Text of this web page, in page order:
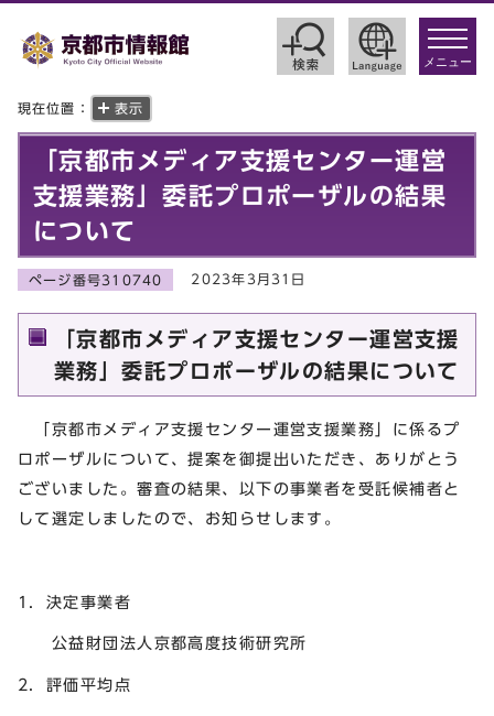
toggle
メニュー
現在位置： 表示
「京都市メディア支援センター運営
支援業務」委託プロポーザルの結果
について
ページ番号310740 2023年3月31日
「京都市メディア支援センター運営支援
業務」委託プロポーザルの結果について
「京都市メディア支援センター運営支援業務」に係るプ
ロポーザルについて、提案を御提出いただき、ありがとう
ございました。審査の結果、以下の事業者を受託候補者と
して選定しましたので、お知らせします。
1．決定事業者
公益財団法人京都高度技術研究所
2．評価平均点